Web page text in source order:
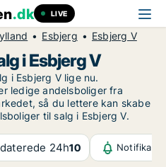
.dk LIVE
Esbjerg Esbjerg V
i Esbjerg V
i Esbjerg V lige nu.
ledige andelsboliger fra
så du lettere kan skabe
til salg i Esbjerg V.
24h10